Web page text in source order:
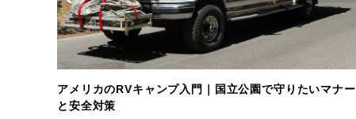
アメリカのRVキャンプ入門｜国立公園で守りたいマナー
と安全対策